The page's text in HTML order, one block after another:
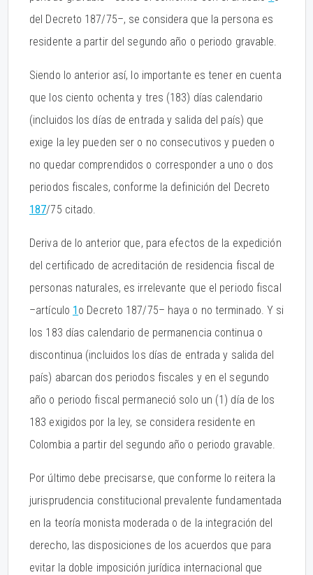
del Decreto 187/75–, se considera que la persona es
residente a partir del segundo año o periodo gravable.
Siendo lo anterior así, lo importante es tener en cuenta
que los ciento ochenta y tres (183) días calendario
(incluidos los días de entrada y salida del país) que
exige la ley pueden ser o no consecutivos y pueden o
no quedar comprendidos o corresponder a uno o dos
periodos fiscales, conforme la definición del Decreto
187/75 citado.
Deriva de lo anterior que, para efectos de la expedición
del certificado de acreditación de residencia fiscal de
personas naturales, es irrelevante que el periodo fiscal
–artículo 1o Decreto 187/75– haya o no terminado. Y si
los 183 días calendario de permanencia continua o
discontinua (incluidos los días de entrada y salida del
país) abarcan dos periodos fiscales y en el segundo
año o periodo fiscal permaneció solo un (1) día de los
183 exigidos por la ley, se considera residente en
Colombia a partir del segundo año o periodo gravable.
Por último debe precisarse, que conforme lo reitera la
jurisprudencia constitucional prevalente fundamentada
en la teoría monista moderada o de la integración del
derecho, las disposiciones de los acuerdos que para
evitar la doble imposición jurídica internacional que